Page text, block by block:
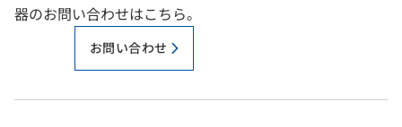
器のお問い合わせはこちら。
お問い合わせ